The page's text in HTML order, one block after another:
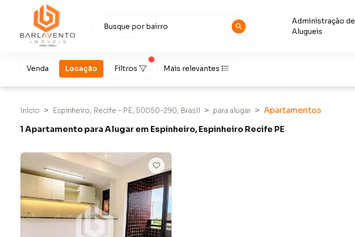
Administração de
Alugueis
Venda Locação Filtros Mais relevantes
Início Espinheiro, Recife - PE, 50050-290, Brasil para alugar
Apartamentos
1 Apartamento para Alugar em Espinheiro, Espinheiro Recife PE